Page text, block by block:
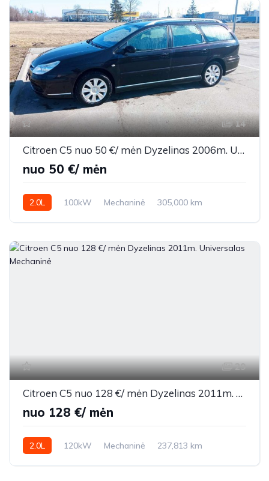
14
Citroen C5 nuo 50 €/ mėn Dyzelinas 2006m. Universalas Mechaninė
nuo 50 €/ mėn
2.0L 100kW Mechaninė
305,000 km
29
Citroen C5 nuo 128 €/ mėn Dyzelinas 2011m. Universalas Mechaninė
nuo 128 €/ mėn
2.0L 120kW Mechaninė
237,813 km